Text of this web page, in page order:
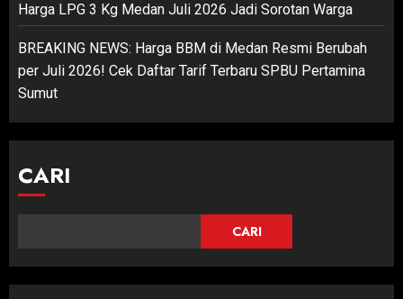
Harga LPG 3 Kg Medan Juli 2026 Jadi Sorotan Warga
BREAKING NEWS: Harga BBM di Medan Resmi Berubah
per Juli 2026! Cek Daftar Tarif Terbaru SPBU Pertamina
Sumut
CARI
CARI